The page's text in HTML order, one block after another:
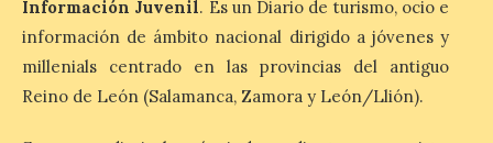
Arroyo en la colección del
ILC’
Información Juvenil. Es un Diario de turismo, ocio e
información de ámbito nacional dirigido a jóvenes y
millenials centrado en las provincias del antiguo
Reino de León (Salamanca, Zamora y León/Llión).